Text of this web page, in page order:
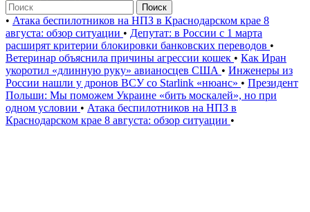
Поиск
• Атака беспилотников на НПЗ в Краснодарском крае 8
августа: обзор ситуации • Депутат: в России с 1 марта
расширят критерии блокировки банковских переводов •
Ветеринар объяснила причины агрессии кошек • Как Иран
укоротил «длинную руку» авианосцев США • Инженеры из
России нашли у дронов ВСУ со Starlink «нюанс» • Президент
Польши: Мы поможем Украине «бить москалей», но при
одном условии • Атака беспилотников на НПЗ в
Краснодарском крае 8 августа: обзор ситуации •